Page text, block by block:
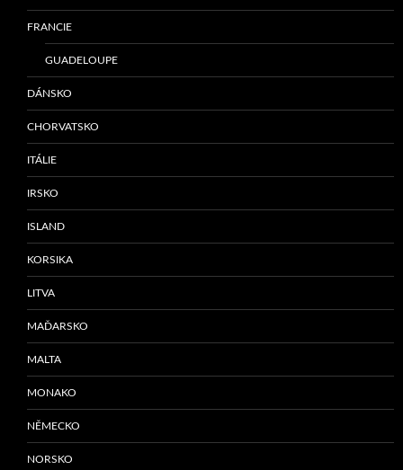
FRANCIE
GUADELOUPE
DÁNSKO
CHORVATSKO
ITÁLIE
IRSKO
ISLAND
KORSIKA
LITVA
MAĎARSKO
MALTA
MONAKO
NĚMECKO
NORSKO